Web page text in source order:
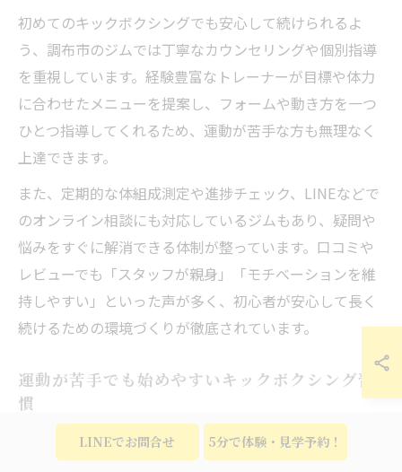
初めてのキックボクシングでも安心して続けられるよ
う、調布市のジムでは丁寧なカウンセリングや個別指導
を重視しています。経験豊富なトレーナーが目標や体力
に合わせたメニューを提案し、フォームや動き方を一つ
ひとつ指導してくれるため、運動が苦手な方も無理なく
上達できます。
また、定期的な体組成測定や進捗チェック、LINEなどで
のオンライン相談にも対応しているジムもあり、疑問や
悩みをすぐに解消できる体制が整っています。口コミや
レビューでも「スタッフが親身」「モチベーションを維
持しやすい」といった声が多く、初心者が安心して長く
続けるための環境づくりが徹底されています。
運動が苦手でも始めやすいキックボクシング習
慣
運動経験が少ない方や苦手意識がある方にも、キックボ
クシングはおすすめのダイエット方法です。調布市のジ
LINEでお問合せ 5分で体験・見学予約！